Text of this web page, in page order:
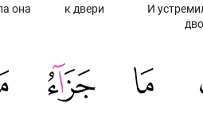
И
к двери
она